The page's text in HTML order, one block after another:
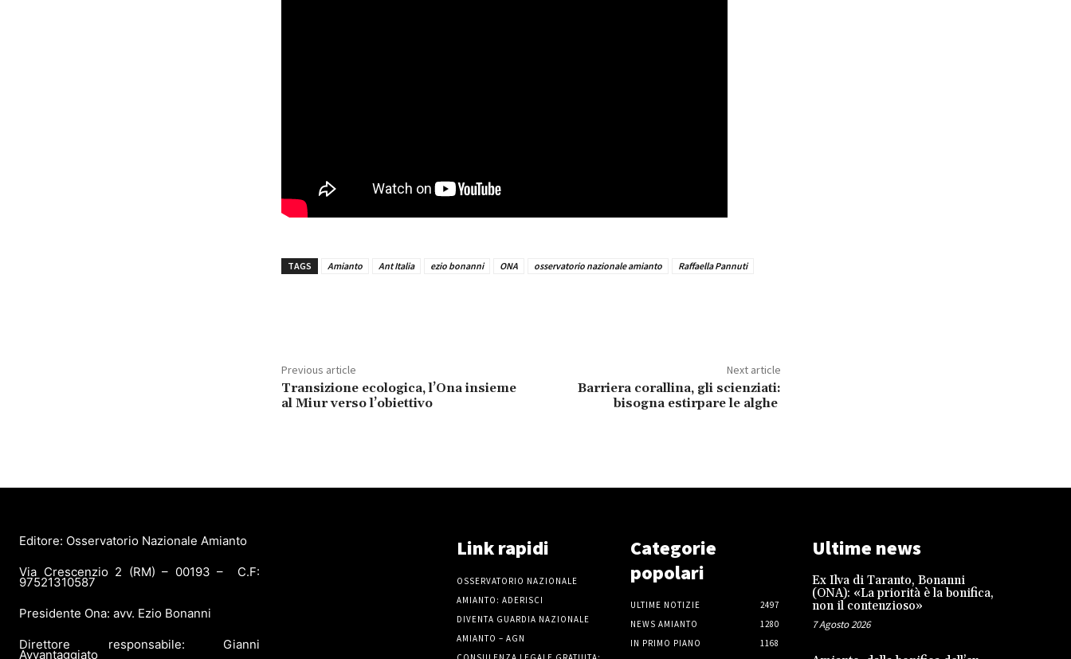
TAGS Amianto Ant Italia ezio bonanni ONA osservatorio nazionale amianto Raffaella Pannuti
Previous article
Transizione ecologica, l’Ona insieme
al Miur verso l’obiettivo
Next article
Barriera corallina, gli scienziati:
bisogna estirpare le alghe
Editore: Osservatorio Nazionale Amianto
Via Crescenzio 2 (RM) – 00193 – C.F:
97521310587
Presidente Ona: avv. Ezio Bonanni
Direttore responsabile: Gianni
Avvantaggiato
Link rapidi
OSSERVATORIO NAZIONALE
AMIANTO: ADERISCI
DIVENTA GUARDIA NAZIONALE
AMIANTO – AGN
Categorie
popolari
ULTIME NOTIZIE
2497
NEWS AMIANTO
1280
IN PRIMO PIANO
1168
Ultime news
Ex Ilva di Taranto, Bonanni
(ONA): «La priorità è la bonifica,
non il contenzioso»
7 Agosto 2026